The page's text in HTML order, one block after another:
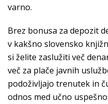
varno.
Brez bonusa za depozit
v kakšno slovensko
si želite zaslužiti več
več za plače javnih
podoživljajo trenutek in
odnos med učno